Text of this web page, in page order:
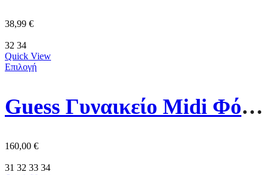
38,99 €
32 34
Quick View
Επιλογή
Guess Γυναικείο Μidi Φόρεμα W6GKA0W2353-G7P1 Μπλέ
160,00 €
31 32 33 34